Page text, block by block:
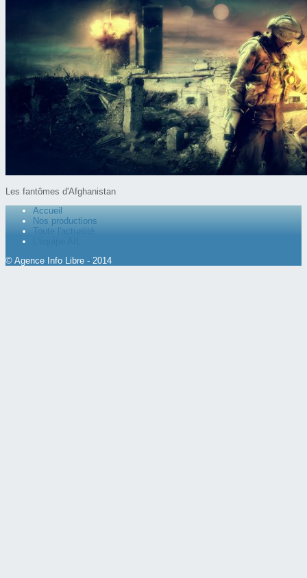
Les fantômes d'Afghanistan
Accueil
Nos productions
Toute l'actualité
© Agence Info Libre - 2014